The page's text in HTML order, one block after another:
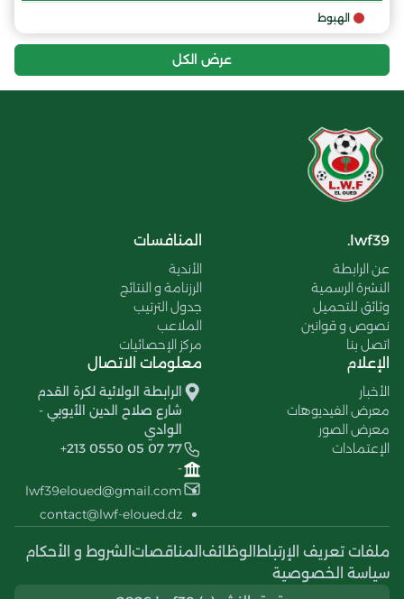
الهبوط
عرض الكل
lwf39.
عن الرابطة
النشرة الرسمية
وثائق للتحميل
نصوص و قوانين
اتصل بنا
المنافسات
الأندية
الرزنامة و النتائج
جدول الترتيب
الملاعب
مركز الإحصائيات
الإعلام
الأخبار
معرض الفيديوهات
معرض الصور
الإعتمادات
معلومات الاتصال
الرابطة الولائية لكرة القدم
شارع صلاح الدين الأيوبي -
الوادي
+213 0550 05 07 77
-
lwf39eloued@gmail.com
contact@lwf-eloued.dz
ملفات تعريف الإرتباط الوظائف المناقصات الشروط و الأحكام
سياسة الخصوصية